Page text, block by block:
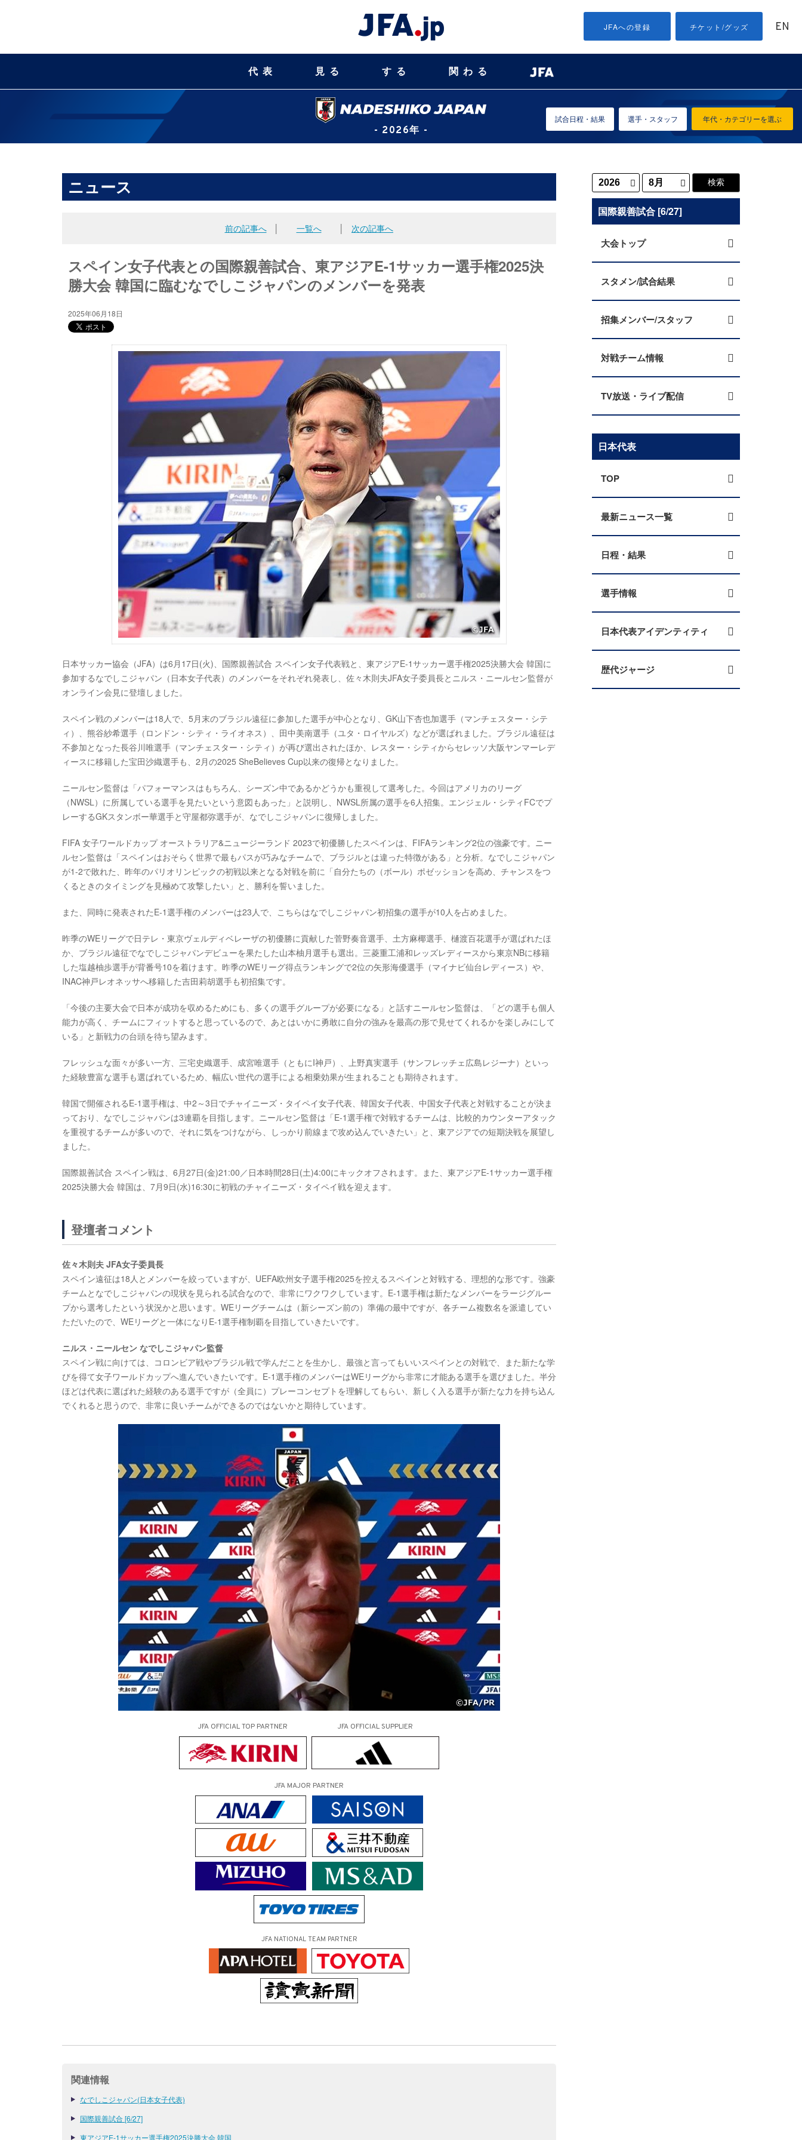
JFAへの登録 チケット/グッズ EN
代表 見る する 関わる
- 2026年 -
年代・カテゴリーを選ぶ
試合日程・結果 選手・スタッフ
ニュース
前の記事へ│ 一覧へ 次の記事へ
スペイン女子代表との国際親善試合、東アジアE-1サッカー選手権2025決
勝大会 韓国に臨むなでしこジャパンのメンバーを発表
2025年06月18日
日本サッカー協会（JFA）は6月17日(火)、国際親善試合 スペイン女子代表戦と、東アジアE-1サッカー選手権2025決勝大会 韓国に
参加するなでしこジャパン（日本女子代表）のメンバーをそれぞれ発表し、佐々木則夫JFA女子委員長とニルス・ニールセン監督が
オンライン会見に登壇しました。
スペイン戦のメンバーは18人で、5月末のブラジル遠征に参加した選手が中心となり、GK山下杏也加選手（マンチェスター・シテ
ィ）、熊谷紗希選手（ロンドン・シティ・ライオネス）、田中美南選手（ユタ・ロイヤルズ）などが選ばれました。ブラジル遠征は
不参加となった⾧谷川唯選手（マンチェスター・シティ）が再び選出されたほか、レスター・シティからセレッソ大阪ヤンマーレデ
ィースに移籍した宝田沙織選手も、2月の2025 SheBelieves Cup以来の復帰となりました。
ニールセン監督は「パフォーマンスはもちろん、シーズン中であるかどうかも重視して選考した。今回はアメリカのリーグ
（NWSL）に所属している選手を見たいという意図もあった」と説明し、NWSL所属の選手を6人招集。エンジェル・シティFCでプ
レーするGKスタンボー華選手と守屋都弥選手が、なでしこジャパンに復帰しました。
FIFA 女子ワールドカップ オーストラリア&ニュージーランド 2023で初優勝したスペインは、FIFAランキング2位の強豪です。ニー
ルセン監督は「スペインはおそらく世界で最もパスが巧みなチームで、ブラジルとは違った特徴がある」と分析。なでしこジャパン
が1-2で敗れた、昨年のパリオリンピックの初戦以来となる対戦を前に「自分たちの（ボール）ポゼッションを高め、チャンスをつ
くるときのタイミングを見極めて攻撃したい」と、勝利を誓いました。
また、同時に発表されたE-1選手権のメンバーは23人で、こちらはなでしこジャパン初招集の選手が10人を占めました。
昨季のWEリーグで日テレ・東京ヴェルディベレーザの初優勝に貢献した菅野奏音選手、土方麻椰選手、樋渡百花選手が選ばれたほ
か、ブラジル遠征でなでしこジャパンデビューを果たした山本柚月選手も選出。三菱重工浦和レッズレディースから東京NBに移籍
した塩越柚歩選手が背番号10を着けます。昨季のWEリーグ得点ランキングで2位の矢形海優選手（マイナビ仙台レディース）や、
INAC神戸レオネッサへ移籍した吉田莉胡選手も初招集です。
「今後の主要大会で日本が成功を収めるためにも、多くの選手グループが必要になる」と話すニールセン監督は、「どの選手も個人
能力が高く、チームにフィットすると思っているので、あとはいかに勇敢に自分の強みを最高の形で見せてくれるかを楽しみにして
いる」と新戦力の台頭を待ち望みます。
フレッシュな面々が多い一方、三宅史織選手、成宮唯選手（ともにI神戸）、上野真実選手（サンフレッチェ広島レジーナ）といっ
た経験豊富な選手も選ばれているため、幅広い世代の選手による相乗効果が生まれることも期待されます。
韓国で開催されるE-1選手権は、中2～3日でチャイニーズ・タイペイ女子代表、韓国女子代表、中国女子代表と対戦することが決ま
っており、なでしこジャパンは3連覇を目指します。ニールセン監督は「E-1選手権で対戦するチームは、比較的カウンターアタック
を重視するチームが多いので、それに気をつけながら、しっかり前線まで攻め込んでいきたい」と、東アジアでの短期決戦を展望し
ました。
国際親善試合 スペイン戦は、6月27日(金)21:00／日本時間28日(土)4:00にキックオフされます。また、東アジアE-1サッカー選手権
2025決勝大会 韓国は、7月9日(水)16:30に初戦のチャイニーズ・タイペイ戦を迎えます。
登壇者コメント
佐々木則夫 JFA女子委員長
スペイン遠征は18人とメンバーを絞っていますが、UEFA欧州女子選手権2025を控えるスペインと対戦する、理想的な形です。強豪
チームとなでしこジャパンの現状を見られる試合なので、非常にワクワクしています。E-1選手権は新たなメンバーをラージグルー
プから選考したという状況かと思います。WEリーグチームは（新シーズン前の）準備の最中ですが、各チーム複数名を派遣してい
ただいたので、WEリーグと一体になりE-1選手権制覇を目指していきたいです。
ニルス・ニールセン なでしこジャパン監督
スペイン戦に向けては、コロンビア戦やブラジル戦で学んだことを生かし、最強と言ってもいいスペインとの対戦で、また新たな学
びを得て女子ワールドカップへ進んでいきたいです。E-1選手権のメンバーはWEリーグから非常に才能ある選手を選びました。半分
ほどは代表に選ばれた経験のある選手ですが（全員に）プレーコンセプトを理解してもらい、新しく入る選手が新たな力を持ち込ん
でくれると思うので、非常に良いチームができるのではないかと期待しています。
JFA OFFICIALTOP PARTNER JFA OFFICIAL SUPPLIER
JFA MAJOR PARTNER
JFA NATIONAL TEAM PARTNER
関連情報
なでしこジャパン(日本女子代表)
国際親善試合 [6/27]
東アジアE-1サッカー選手権2025決勝大会 韓国
国際親善試合 [6/27]
大会トップ
スタメン/試合結果
招集メンバー/スタッフ
対戦チーム情報
TV放送・ライブ配信
日本代表
TOP
最新ニュース一覧
日程・結果
選手情報
日本代表アイデンティティ
歴代ジャージ